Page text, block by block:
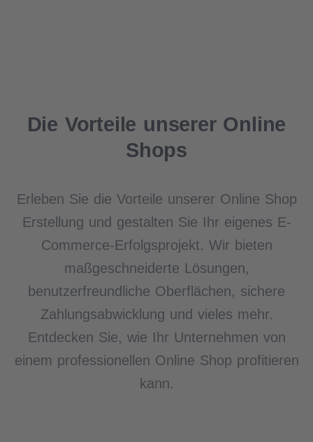
Die Vorteile unserer Online
Shops
Erleben Sie die Vorteile unserer Online Shop
Erstellung und gestalten Sie Ihr eigenes E-
Commerce-Erfolgsprojekt. Wir bieten
maßgeschneiderte Lösungen,
benutzerfreundliche Oberflächen, sichere
Zahlungsabwicklung und vieles mehr.
Entdecken Sie, wie Ihr Unternehmen von
einem professionellen Online Shop profitieren
kann.